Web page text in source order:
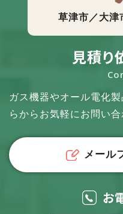
草津市／大津
見積り
ガス機器やオール電化
らからお気軽にお問い合
メール
お